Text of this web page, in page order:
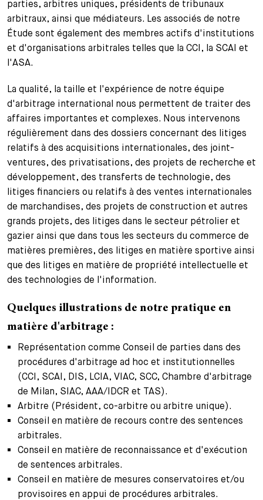
parties, arbitres uniques, présidents de tribunaux
arbitraux, ainsi que médiateurs. Les associés de notre
Étude sont également des membres actifs d'institutions
et d'organisations arbitrales telles que la CCI, la SCAI et
l'ASA.
La qualité, la taille et l'expérience de notre équipe
d'arbitrage international nous permettent de traiter des
affaires importantes et complexes. Nous intervenons
régulièrement dans des dossiers concernant des litiges
relatifs à des acquisitions internationales, des joint-
ventures, des privatisations, des projets de recherche et
développement, des transferts de technologie, des
litiges financiers ou relatifs à des ventes internationales
de marchandises, des projets de construction et autres
grands projets, des litiges dans le secteur pétrolier et
gazier ainsi que dans tous les secteurs du commerce de
matières premières, des litiges en matière sportive ainsi
que des litiges en matière de propriété intellectuelle et
des technologies de l'information.
Quelques illustrations de notre pratique en
matière d'arbitrage :
Représentation comme Conseil de parties dans des
procédures d'arbitrage ad hoc et institutionnelles
(CCI, SCAI, DIS, LCIA, VIAC, SCC, Chambre d'arbitrage
de Milan, SIAC, AAA/IDCR et TAS).
Arbitre (Président, co-arbitre ou arbitre unique).
Conseil en matière de recours contre des sentences
arbitrales.
Conseil en matière de reconnaissance et d'exécution
de sentences arbitrales.
Conseil en matière de mesures conservatoires et/ou
provisoires en appui de procédures arbitrales.